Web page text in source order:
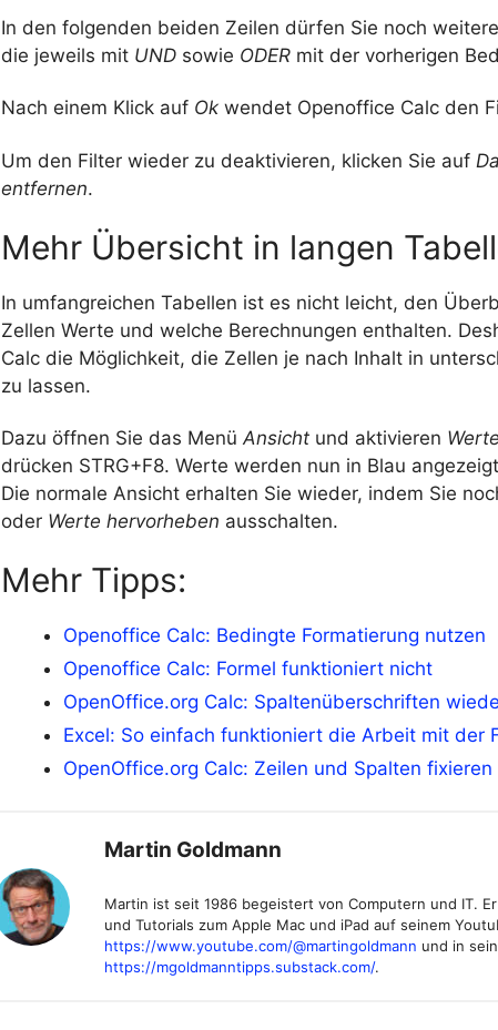
In den folgenden beiden Zeilen dürfen Sie noch
die jeweils mit UND sowie ODER mit der vorherigen
Nach einem Klick auf Ok wendet Openoffice Calc den
Um den Filter wieder zu deaktivieren, klicken Sie auf
entfernen.
Mehr Übersicht in langen
In umfangreichen Tabellen ist es nicht leicht, den
Zellen Werte und welche Berechnungen enthalten.
Calc die Möglichkeit, die Zellen je nach Inhalt in
zu lassen.
Dazu öffnen Sie das Menü Ansicht und aktivieren
drücken STRG+F8. Werte werden nun in Blau
Die normale Ansicht erhalten Sie wieder, indem Sie
oder Werte hervorheben ausschalten.
Mehr Tipps:
Openoffice Calc: Bedingte Formatierung nutzen
Openoffice Calc: Formel funktioniert nicht
OpenOffice.org Calc: Spaltenüberschriften
Excel: So einfach funktioniert die Arbeit mit der
OpenOffice.org Calc: Zeilen und Spalten fixieren
Martin Goldmann
Martin ist seit 1986 begeistert von Computern und IT.
und Tutorials zum Apple Mac und iPad auf seinem
https://www.youtube.com/@martingoldmann und in
https://mgoldmanntipps.substack.com/.